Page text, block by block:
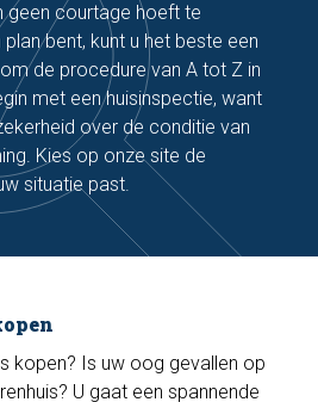
geen courtage hoeft te
bent, kunt u het beste een
de procedure van A tot Z in
met een huisinspectie, want
over de conditie van
Kies op onze site de
situatie past.
kopen? Is uw oog gevallen op
U gaat een spannende